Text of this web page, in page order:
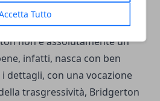
Tutto
con quanto espresso
della recensione. In
non è assolutamente un
infatti, nasca con ben
i dettagli, con una vocazione
trasgressività, Bridgerton